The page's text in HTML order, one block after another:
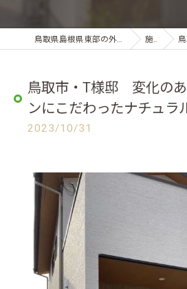
鳥取県島根県東部の外構・エクステリアならコアライフガーデン 施工事例 鳥取
鳥取市・T様邸 変化の
ンにこだわったナチュラ
2023/10/31